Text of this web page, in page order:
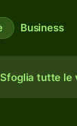
Business
Sfoglia tutte le